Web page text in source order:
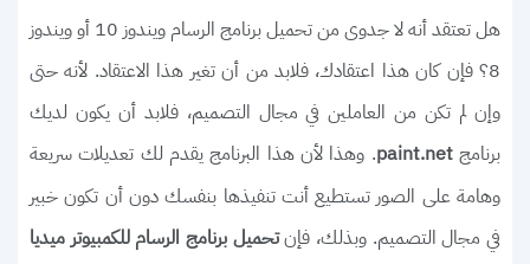
هل تعتقد أنه لا جدوى من تحميل برنامج الرسام ويندوز 10 أو ويندوز
8؟ فإن كان هذا اعتقادك، فلابد من أن تغير هذا الاعتقاد. لأنه حتى
وإن لم تكن من العاملين في مجال التصميم، فلابد أن يكون لديك
برنامجpaint.net. وهذا لأن هذا البرنامج يقدم لك تعديلات سريعة
وهامة على الصور تستطيع أنت تنفيذها بنفسك دون أن تكون خبير
في مجال التصميم. وبذلك، فإنتحميل برنامج الرسام للكمبيوتر ميديا